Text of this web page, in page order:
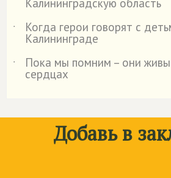
Калининградскую область
˙
Когда герои говорят с
Калининграде
˙
Пока мы помним – они
сердцах
Добавь в